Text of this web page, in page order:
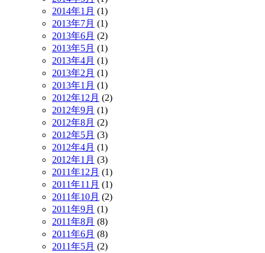
2014年1月 (1)
2013年7月 (1)
2013年6月 (2)
2013年5月 (1)
2013年4月 (1)
2013年2月 (1)
2013年1月 (1)
2012年12月 (2)
2012年9月 (1)
2012年8月 (2)
2012年5月 (3)
2012年4月 (1)
2012年1月 (3)
2011年12月 (1)
2011年11月 (1)
2011年10月 (2)
2011年9月 (1)
2011年8月 (8)
2011年6月 (8)
2011年5月 (2)